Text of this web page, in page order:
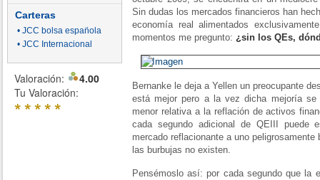
Carteras
• JCC bolsa española
• JCC Internacional
Valoración:
4.00
Tu Valoración:
*****
Sin dudas los mercados financieros han
economía real alimentados
momentos me pregunto: ¿sin los QEs,
Bernanke le deja a Yellen un preocupante
está mejor pero a la vez dicha mejoría se
menor relativa a la reflación de activos
cada segundo adicional de QEIII puede
mercado reflacionante a uno
las burbujas no existen.
Pensémoslo así: por cada segundo que la